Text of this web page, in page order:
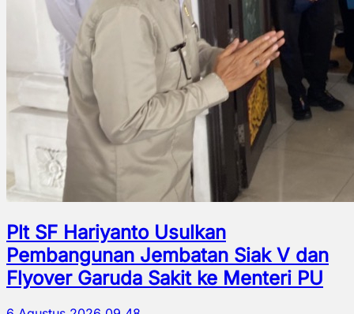
Plt SF Hariyanto Usulkan
Pembangunan Jembatan Siak V dan
Flyover Garuda Sakit ke Menteri PU